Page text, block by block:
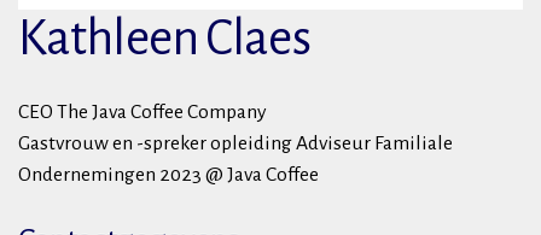
Kathleen Claes
CEO The Java Coffee Company
Gastvrouw en -spreker opleiding Adviseur Familiale
Ondernemingen 2023 @ Java Coffee